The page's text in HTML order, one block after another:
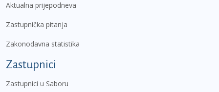
Aktualna prijepodneva
Zastupnička pitanja
Zakonodavna statistika
Zastupnici
Zastupnici u Saboru